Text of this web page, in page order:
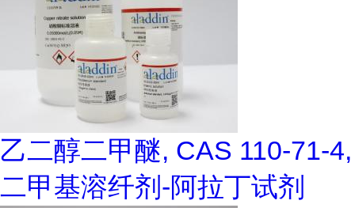
乙二醇二甲醚, CAS 110-71-4,
二甲基溶纤剂-阿拉丁试剂